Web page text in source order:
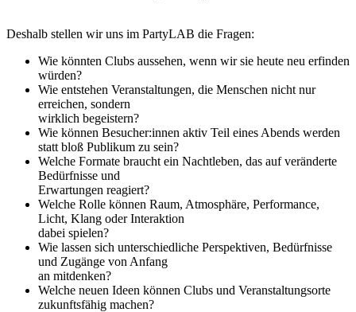
Deshalb stellen wir uns im PartyLAB die Fragen:
Wie könnten Clubs aussehen, wenn wir sie heute neu erfinden
würden?
Wie entstehen Veranstaltungen, die Menschen nicht nur
erreichen, sondern
wirklich begeistern?
Wie können Besucher:innen aktiv Teil eines Abends werden
statt bloß Publikum zu sein?
Welche Formate braucht ein Nachtleben, das auf veränderte
Bedürfnisse und
Erwartungen reagiert?
Welche Rolle können Raum, Atmosphäre, Performance,
Licht, Klang oder Interaktion
dabei spielen?
Wie lassen sich unterschiedliche Perspektiven, Bedürfnisse
und Zugänge von Anfang
an mitdenken?
Welche neuen Ideen können Clubs und Veranstaltungsorte
zukunftsfähig machen?